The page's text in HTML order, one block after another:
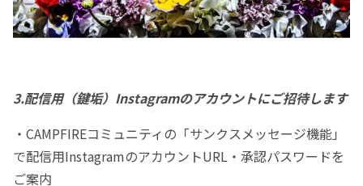
3.配信用（鍵垢）Instagramのアカウントにご招待します
・CAMPFIREコミュニティの「サンクスメッセージ機能」
で配信用InstagramのアカウントURL・承認パスワードを
ご案内